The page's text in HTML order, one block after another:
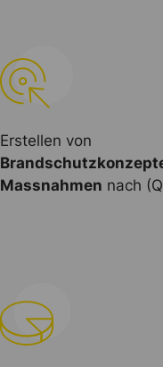
Erstellen von
Massnahmen nach